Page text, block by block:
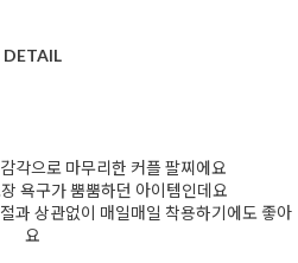
DETAIL
각으로 마무리한 커플 팔찌에요
욕구가 뿜뿜하던 아이템인데요
과 상관없이 매일매일 착용하기에도 좋아
요